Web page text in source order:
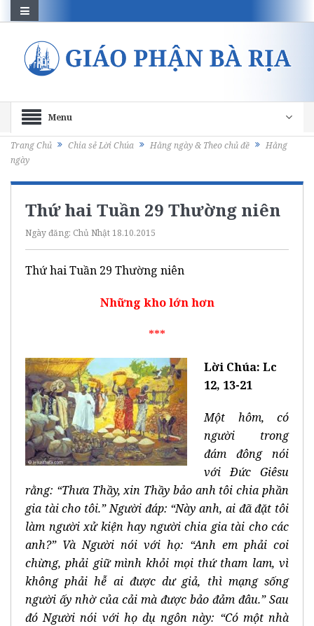
Menu
Trang Chủ Chia sẻ Lời Chúa Hằng ngày & Theo chủ đề
Hằng
ngày
Thứ hai Tuần 29 Thường niên
Ngày đăng: Chủ Nhật 18.10.2015
Thứ hai Tuần 29 Thường niên
Những kho lớn hơn
***
Lời Chúa: Lc
12, 13-21
Một hôm, có
người trong
đám đông nói
với Ðức Giêsu
rằng: “Thưa Thầy, xin Thầy bảo anh tôi chia phần
gia tài cho tôi.” Người đáp: “Này anh, ai đã đặt tôi
làm người xử kiện hay người chia gia tài cho các
anh?” Và Người nói với họ: “Anh em phải coi
chừng, phải giữ mình khỏi mọi thứ tham lam, vì
không phải hễ ai được dư giả, thì mạng sống
người ấy nhờ của cải mà được bảo đảm đâu.” Sau
đó Người nói với họ dụ ngôn này: “Có một nhà